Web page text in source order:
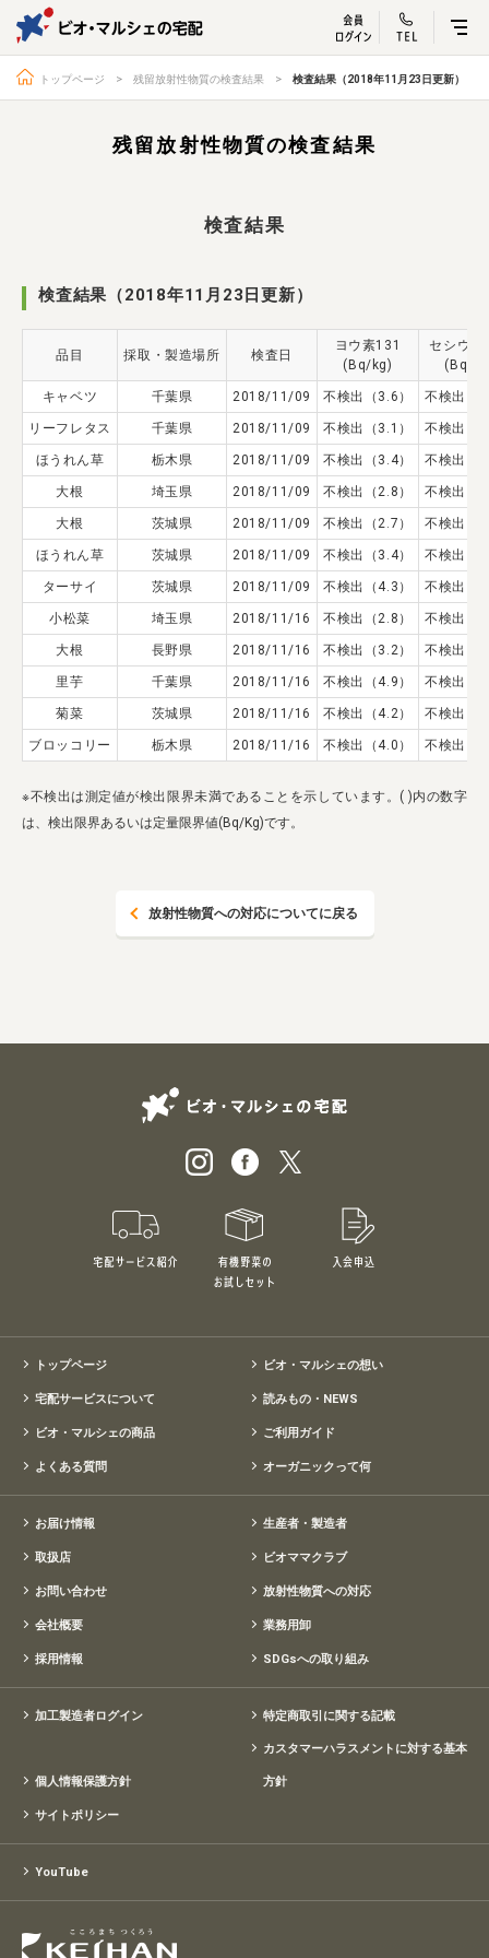
ビオ・マルシェ
宅配サービス紹介 有機野菜のお試しセッ
宅配サービスについて
よくある質問
お届け情報 生産者・製造者
取扱店 ビオママクラブ
お問い合わせ 放射性物質への対応
会社概要 採用情報
業務用卸 SDGsへの取り組み
トップページ 残留放射性物質の検査結果 検査結果（2018年11月23日更新）
残留放射性物質の検査結果
検査結果
検査結果（2018年11月23日更新）
品目 採取・製造場所 検査日
ヨウ素131
(Bq/kg)
セシウム
(Bq/
キャベツ 千葉県 2018/11/09 不検出（3.6） 不検出（
リーフレタス 千葉県 2018/11/09 不検出（3.1） 不検出（
ほうれん草 栃木県 2018/11/09 不検出（3.4） 不検出（
大根 埼玉県 2018/11/09 不検出（2.8） 不検出（
大根 茨城県 2018/11/09 不検出（2.7） 不検出（
ほうれん草 茨城県 2018/11/09 不検出（3.4） 不検出（
ターサイ 茨城県 2018/11/09 不検出（4.3） 不検出（
小松菜 埼玉県 2018/11/16 不検出（2.8） 不検出（
大根 長野県 2018/11/16 不検出（3.2） 不検出（
里芋 千葉県 2018/11/16 不検出（4.9） 不検出（
菊菜 茨城県 2018/11/16 不検出（4.2） 不検出（
ブロッコリー 栃木県 2018/11/16 不検出（4.0） 不検出（
※不検出は測定値が検出限界未満であることを示しています。( )内の数字
は、検出限界あるいは定量限界値(Bq/Kg)です。
放射性物質への対応についてに戻る
宅配サービス紹介 有機野菜のお試しセット
トップページ ビオ・マルシェの想い
宅配サービスについて 読みもの・NEWS
ビオ・マルシェの商品 ご利用ガイド
よくある質問 オーガニックって何
お届け情報 生産者・製造者
取扱店 ビオママクラブ
お問い合わせ 放射性物質への対応
会社概要 業務用卸
採用情報 SDGsへの取り組み
加工製造者ログイン 特定商取引に関する記載
個人情報保護方針
カスタマーハラスメントに対する基本
方針
サイトポリシー
YouTube